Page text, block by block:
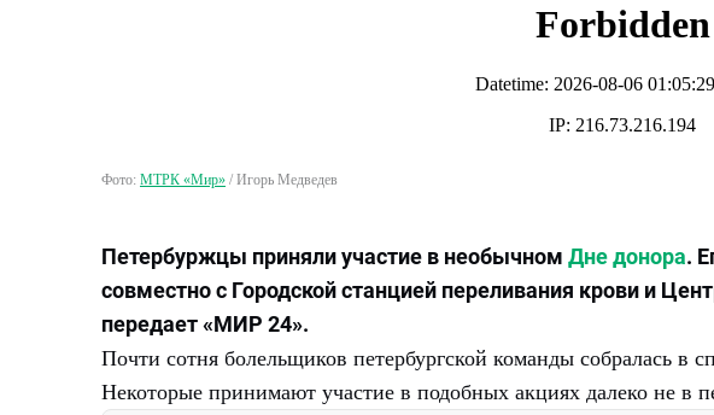
Фото: МТРК «Мир» / Игорь Медведев
Петербуржцы приняли участие в необычном Дне донора.
совместно с Городской станцией переливания крови и
передает «МИР 24».
Почти сотня болельщиков петербургской команды собралась в
Некоторые принимают участие в подобных акциях далеко не в